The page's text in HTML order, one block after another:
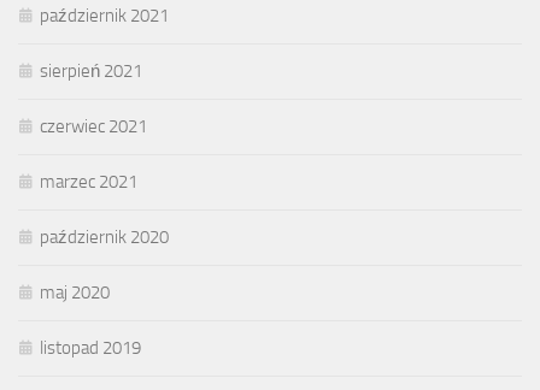
październik 2021
sierpień 2021
czerwiec 2021
marzec 2021
październik 2020
maj 2020
listopad 2019